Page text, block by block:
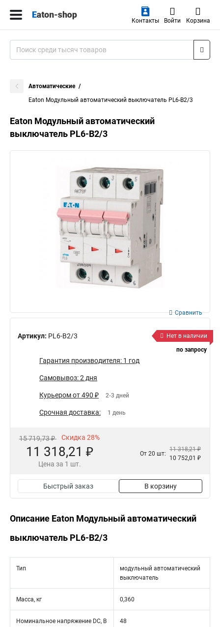
Контакты Войти Корзина
Автоматические
Eaton Модульный автоматический выключатель PL6-B2/3
Eaton Модульный автоматический
выключатель PL6-B2/3
Артикул: PL6-B2/3
Сравнить
Нет в наличии
по запросу
Гарантия производителя: 1 год
Самовывоз: 2 дня
Курьером от 490 ₽ 2-3 дней
Срочная доставка: 1 день
15 719,73 ₽ Скидка 28%
11 318,21 ₽
Цена за 1 шт.
От 20 шт:
11 318,21 ₽
10 752,01 ₽
Быстрый заказ В корзину
Описание Eaton Модульный автоматический
выключатель PL6-B2/3
Тип
модульный автоматический
выключатель
Масса, кг 0,360
Номинальное напряжение DC, В 48